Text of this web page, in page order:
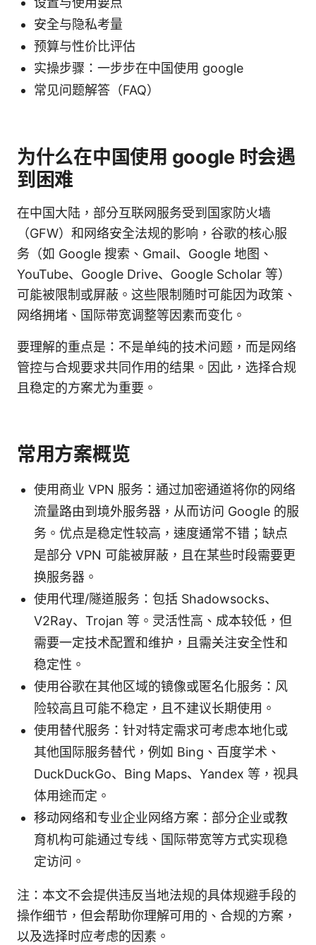
安全与隐私考量
预算与性价比评估
实操步骤：一步步在中国使用 google
常见问题解答（FAQ）
为什么在中国使用 google 时会遇
到困难
在中国大陆，部分互联网服务受到国家防火墙
（GFW）和网络安全法规的影响，谷歌的核心服
务（如 Google 搜索、Gmail、Google 地图、
YouTube、Google Drive、Google Scholar 等）
可能被限制或屏蔽。这些限制随时可能因为政策、
网络拥堵、国际带宽调整等因素而变化。
要理解的重点是：不是单纯的技术问题，而是网络
管控与合规要求共同作用的结果。因此，选择合规
且稳定的方案尤为重要。
常用方案概览
使用商业 VPN 服务：通过加密通道将你的网络
流量路由到境外服务器，从而访问 Google 的服
务。优点是稳定性较高，速度通常不错；缺点
是部分 VPN 可能被屏蔽，且在某些时段需要更
换服务器。
使用代理/隧道服务：包括 Shadowsocks、
V2Ray、Trojan 等。灵活性高、成本较低，但
需要一定技术配置和维护，且需关注安全性和
稳定性。
使用谷歌在其他区域的镜像或匿名化服务：风
险较高且可能不稳定，且不建议长期使用。
使用替代服务：针对特定需求可考虑本地化或
其他国际服务替代，例如 Bing、百度学术、
DuckDuckGo、Bing Maps、Yandex 等，视具
体用途而定。
移动网络和专业企业网络方案：部分企业或教
育机构可能通过专线、国际带宽等方式实现稳
定访问。
注：本文不会提供违反当地法规的具体规避手段的
操作细节，但会帮助你理解可用的、合规的方案，
以及选择时应考虑的因素。